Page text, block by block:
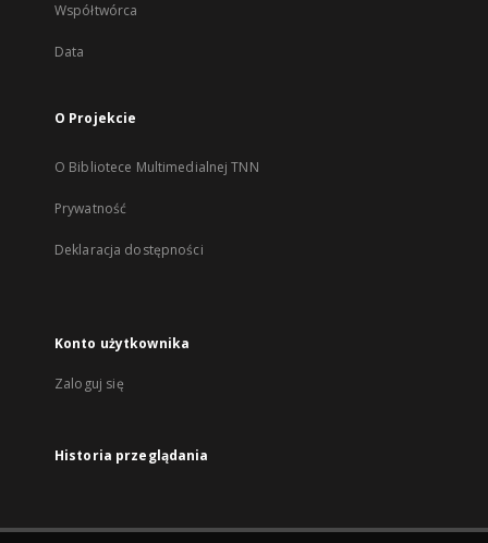
Współtwórca
Data
O Projekcie
O Bibliotece Multimedialnej TNN
Prywatność
Deklaracja dostępności
Konto użytkownika
Zaloguj się
Historia przeglądania